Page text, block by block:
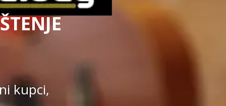
Kupovina na sajtu obavlja se u
kupci,